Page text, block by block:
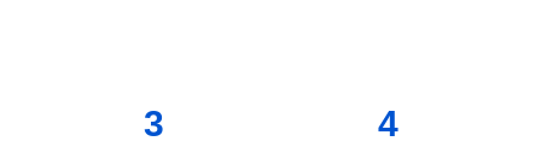
3 4